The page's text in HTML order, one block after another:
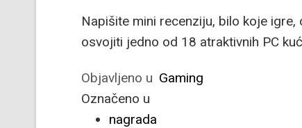
Napišite mini recenziju, bilo koje
osvojiti jedno od 18 atraktivnih PC
Objavljeno u Gaming
Označeno u
nagrada